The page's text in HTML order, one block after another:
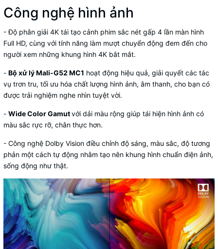
Công nghệ hình ảnh
- Độ phân giải 4K tái tạo cảnh phim sắc nét gấp 4 lần màn hình
Full HD, cùng với tính năng làm mượt chuyển động đem đến cho
người xem những khung hình 4K bắt mắt.
- Bộ xử lý Mali-G52 MC1 hoạt động hiệu quả, giải quyết các tác
vụ trơn tru, tối ưu hóa chất lượng hình ảnh, âm thanh, cho bạn có
được trải nghiệm nghe nhìn tuyệt vời.
- Wide Color Gamutvới dải màu rộng giúp tái hiện hình ảnh có
màu sắc rực rỡ, chân thực hơn.
- Công nghệ Dolby Vision điều chỉnh độ sáng, màu sắc, độ tương
phản một cách tự động nhằm tạo nên khung hình chuẩn điện ảnh,
sống động như thật.